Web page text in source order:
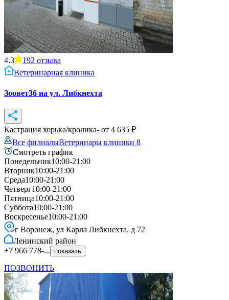
4.3 192 отзыва
Ветеринарная клиника
Зоовет36 на ул. Либкнехта
Кастрация хорька/кролика- от 4 635 ₽
Все филиалыВетеринары клиники 8
Смотреть график
Понедельник10:00-21:00
Вторник10:00-21:00
Среда10:00-21:00
Четверг10:00-21:00
Пятница10:00-21:00
Суббота10:00-21:00
Воскресенье10:00-21:00
г Воронеж, ул Карла Либкнехта, д 72
Ленинский район
+7 966 778-...
показать
ПОЗВОНИТЬ